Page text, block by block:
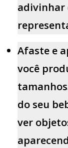
adivinhar
Afaste e
você
do seu
ver